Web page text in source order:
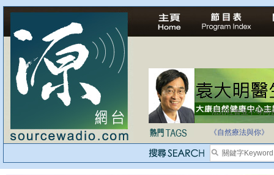
法治社會並不等同
自家教育合法化-
《自然療法與你》